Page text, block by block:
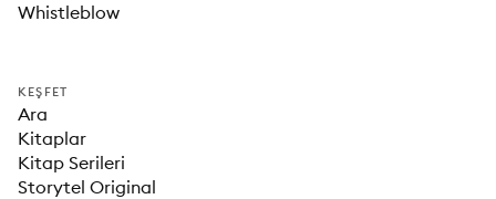
Whistleblow
KEŞFET
Ara
Kitaplar
Kitap Serileri
Storytel Original